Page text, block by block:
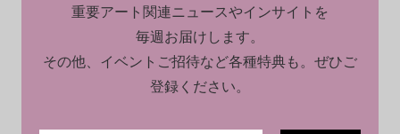
重要アート関連ニュースやインサイトを
毎週お届けします。
その他、イベントご招待など各種特典も。ぜひご
登録ください。